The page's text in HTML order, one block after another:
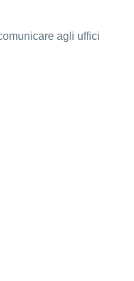
agli uffici